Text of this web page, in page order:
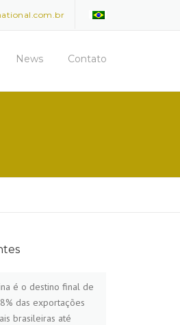
News Contato
é o destino final de
das exportações
brasileiras até